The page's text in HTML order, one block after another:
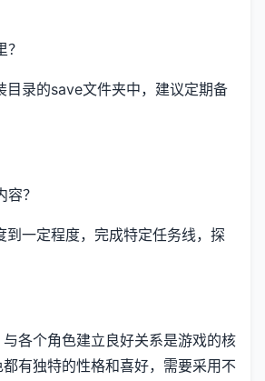
目录的save文件夹中，建议定期备
？
到一定程度，完成特定任务线，探
各个角色建立良好关系是游戏的核
有独特的性格和喜好，需要采用不